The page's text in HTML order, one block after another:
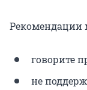
Рекомендации
говорите
не